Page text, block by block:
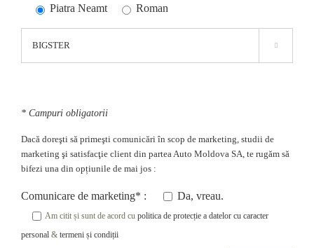
Piatra Neamt Roman

* Campuri obligatorii
Dacă doreşti să primeşti comunicări în scop de marketing, studii de
marketing şi satisfacţie client din partea Auto Moldova SA, te rugăm să
bifezi una din opțiunile de mai jos :
Comunicare de marketing* : Da, vreau.
Am citit și sunt de acord cu politica de protecție a datelor cu caracter
personal & termeni și condiții